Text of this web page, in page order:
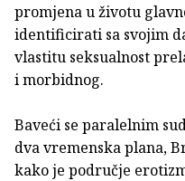
promjena u životu
identificirati sa svojim
vlastitu seksualnost
i morbidnog.
Baveći se paralelnim
dva vremenska plana,
kako je područje